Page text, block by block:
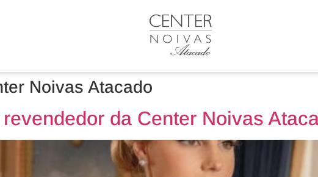
Noivas Atacado
da Center Noivas